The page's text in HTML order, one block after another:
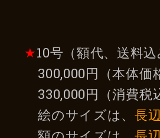
★10号（額代、送料込
300,000円（本体価
330,000円（消費税
絵のサイズは、長辺